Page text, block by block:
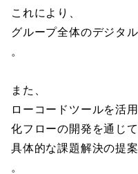
これにより、
グループ全体のデジタ
。
また、
ローコードツールを活
化フローの開発を通じて
具体的な課題解決の提
。